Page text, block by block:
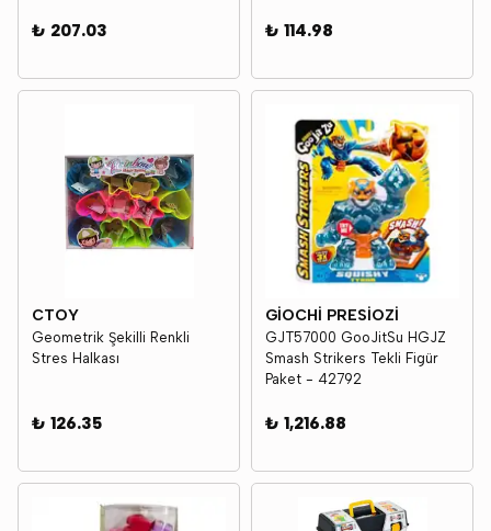
₺ 207.03 ₺ 114.98
CTOY
Geometrik Şekilli Renkli
Stres Halkası
₺ 126.35
GİOCHİ PRESİOZİ
GJT57000 GooJitSu HGJZ
Smash Strikers Tekli Figür
Paket - 42792
₺ 1,216.88